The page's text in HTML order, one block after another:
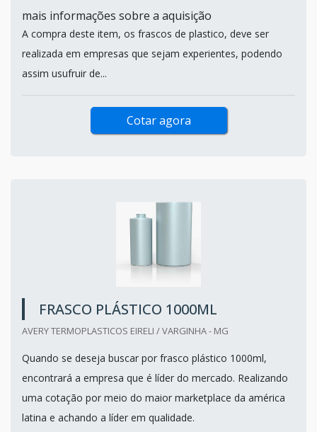
mais informações sobre a aquisição
A compra deste item, os frascos de plastico, deve ser
realizada em empresas que sejam experientes, podendo
assim usufruir de...
Cotar agora
FRASCO PLÁSTICO 1000ML
AVERY TERMOPLASTICOS EIRELI / VARGINHA - MG
Quando se deseja buscar por frasco plástico 1000ml,
encontrará a empresa que é líder do mercado. Realizando
uma cotação por meio do maior marketplace da américa
latina e achando a líder em qualidade.